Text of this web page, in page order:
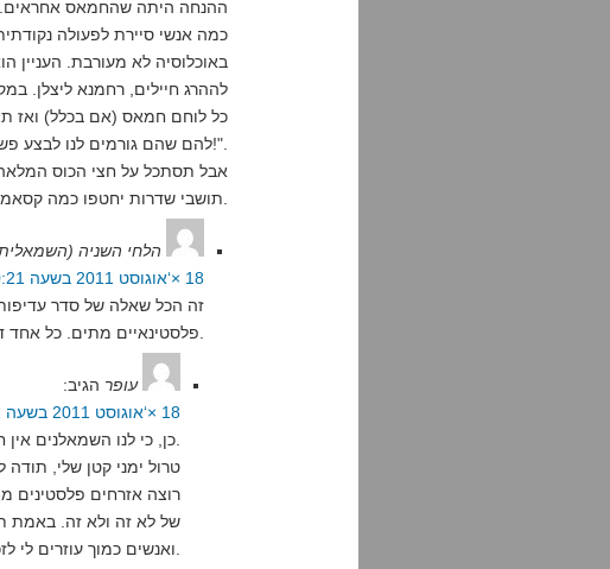
ההנחה היתה שהחמאס אחראים.
כמה אנשי סיירת לפעולה
באוכלוסיה לא מעורבת. העניין
לההרג חיילים, רחמנא ליצלן.
כל לוחם חמאס (אם בכלל) ואז
להם שהם גורמים לנו לבצע פשעים נגד האנושות!".
אבל תסתכל על חצי הכוס המלאה:
הלחי השניה
18 ×‘אוגוסט 2011 בשעה 20:21
זה הכל שאלה של סדר
עופר הגיב:
18 ×‘אוגוסט 2011 בשעה 21:12
טרול ימני קטן שלי,
רוצה אזרחים פלסטינים
של לא זה ולא זה. באמת